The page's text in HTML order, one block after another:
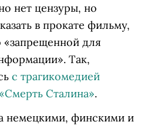
нет цензуры, но
в прокате фильму,
«запрещенной для
Так,
с трагикомедией
Сталина».
немецкими, финскими и